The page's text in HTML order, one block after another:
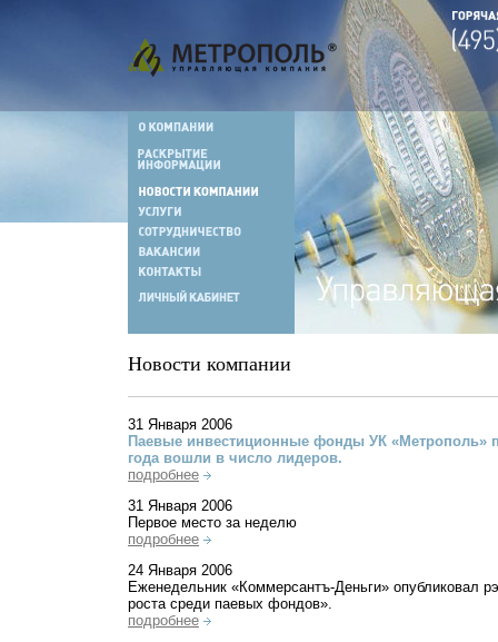
Новости компании
31 Января 2006
Паевые инвестиционные фонды УК «Метрополь»
года вошли в число лидеров.
подробнее
31 Января 2006
Первое место за неделю
подробнее
24 Января 2006
Еженедельник «Коммерсантъ-Деньги» опубликовал
роста среди паевых фондов».
подробнее